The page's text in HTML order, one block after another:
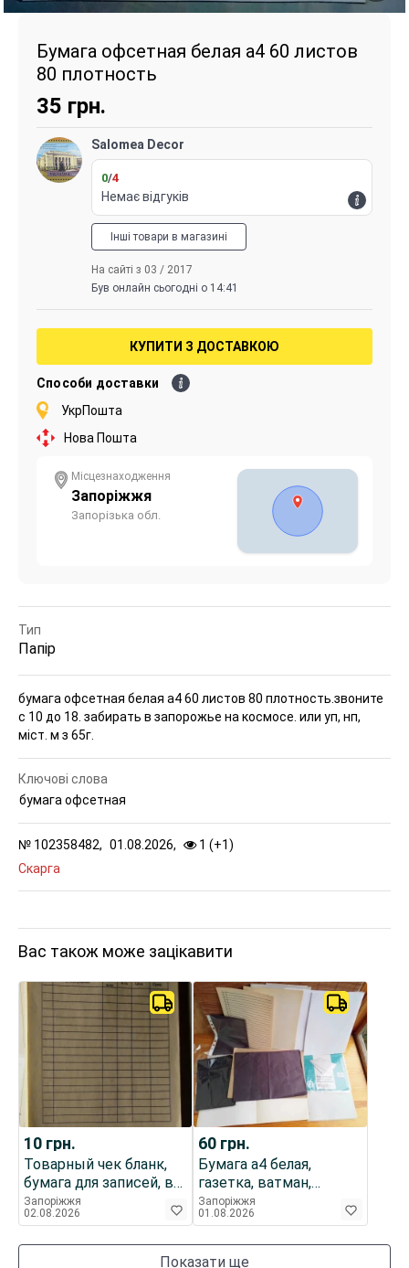
Бумага офсетная белая а4 60 листов
80 плотность
35 грн.
Salomea Decor
0/4
Немає відгуків
Інші товари в магазині
На сайті з 03 / 2017
Був онлайн сьогодні о 14:41
КУПИТИ З ДОСТАВКОЮ
Способи доставки
УкрПошта
Нова Пошта
Місцезнаходження
Запоріжжя
Запорізька обл.
Тип
Папір
бумага офсетная белая а4 60 листов 80 плотность. звоните
с 10 до 18. забирать в запорожье на космосе. или уп, нп,
міст. м з 65г.
№ 102358482, 01.08.2026, 1 (+1)
Скарга
Ключові слова
бумага офсетная
Вас також може зацікавити
10 грн.
Товарный чек бланк,
бумага для записей, в
упаковку посылок,
подарков
Запоріжжя
02.08.2026
60 грн.
Бумага а4 белая,
газетка, ватман,
копировальная, а3,
лист линованый
Запоріжжя
01.08.2026
Показати ще